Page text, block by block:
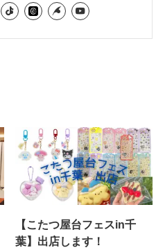
【こたつ屋台フェスin千
葉】出店します！